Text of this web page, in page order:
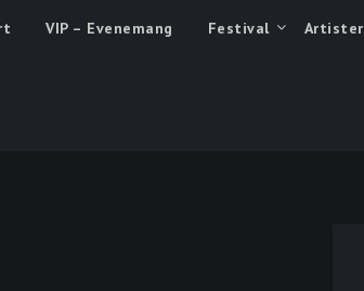
VIP – Evenemang Festival Artister